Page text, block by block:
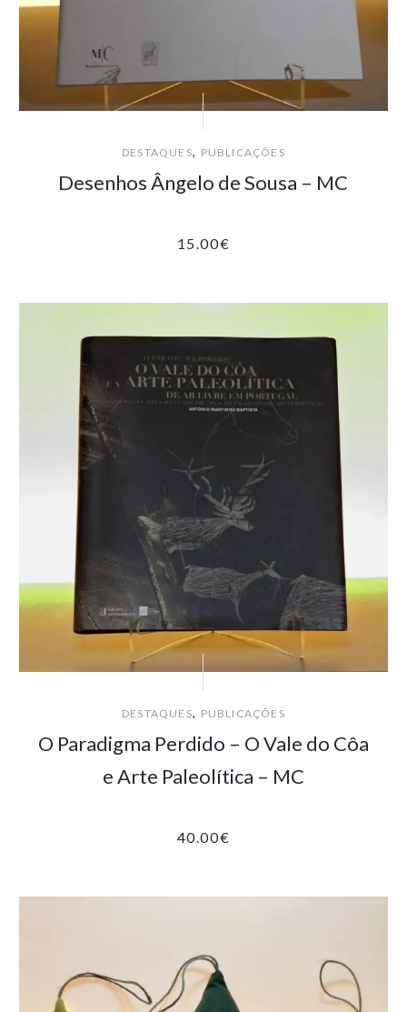
DESTAQUES, PUBLICAÇÕES
Desenhos Ângelo de Sousa – MC
15.00€
DESTAQUES, PUBLICAÇÕES
O Paradigma Perdido – O Vale do Côa
e Arte Paleolítica – MC
40.00€